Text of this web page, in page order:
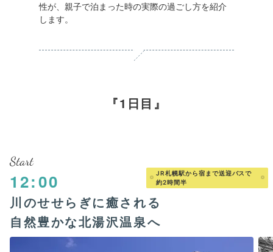
性が、親子で泊まった時の実際の過ごし方を紹介
します。
1日目
Start
12:00
JR札幌駅から宿まで送迎バスで
約2時間半
川のせせらぎに癒される
自然豊かな北湯沢温泉へ